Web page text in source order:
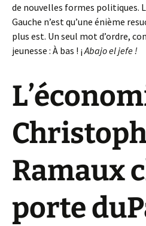
de nouvelles formes politiques.
Gauche n’est qu’une énième
plus est. Un seul mot d’ordre,
jeunesse : À bas ! ¡Abajo el jefe !
Ramaux
porte